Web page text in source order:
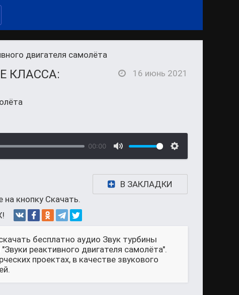
двигателя самолёта
КЛАССА:
16 июнь 2021
00:00
В ЗАКЛАДКИ
на кнопку Скачать.
бесплатно аудио Звук турбины
реактивного двигателя самолёта".
проектах, в качестве звукового